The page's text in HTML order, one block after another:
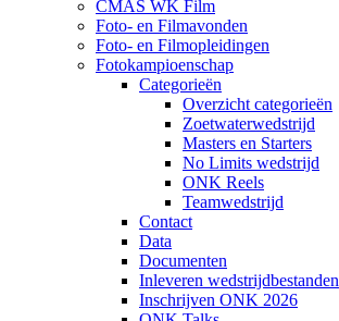
CMAS WK Film
Foto- en Filmavonden
Foto- en Filmopleidingen
Fotokampioenschap
Categorieën
Overzicht categorieën
Zoetwaterwedstrijd
Masters en Starters
No Limits wedstrijd
ONK Reels
Teamwedstrijd
Contact
Data
Documenten
Inleveren wedstrijdbestanden
Inschrijven ONK 2026